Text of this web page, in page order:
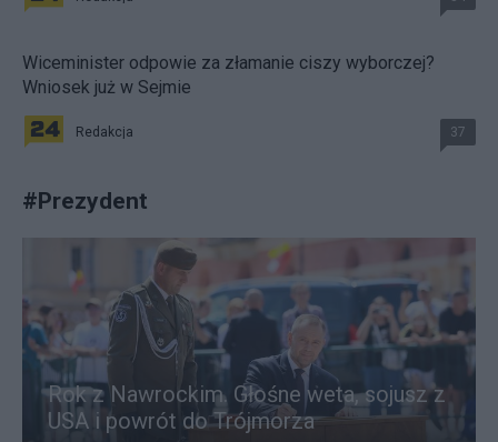
Wiceminister odpowie za złamanie ciszy wyborczej?
Wniosek już w Sejmie
Redakcja 37
#Prezydent
Rok z Nawrockim. Głośne weta, sojusz z
USA i powrót do Trójmorza